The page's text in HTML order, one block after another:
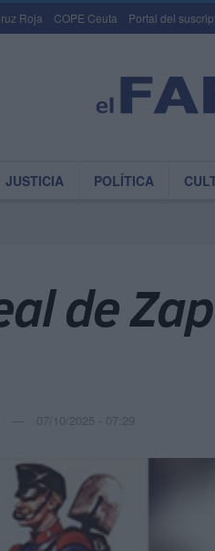
Roja COPE Ceuta Portal del
JUSTICIA POLÍTICA
de
07/10/2025 - 07:29